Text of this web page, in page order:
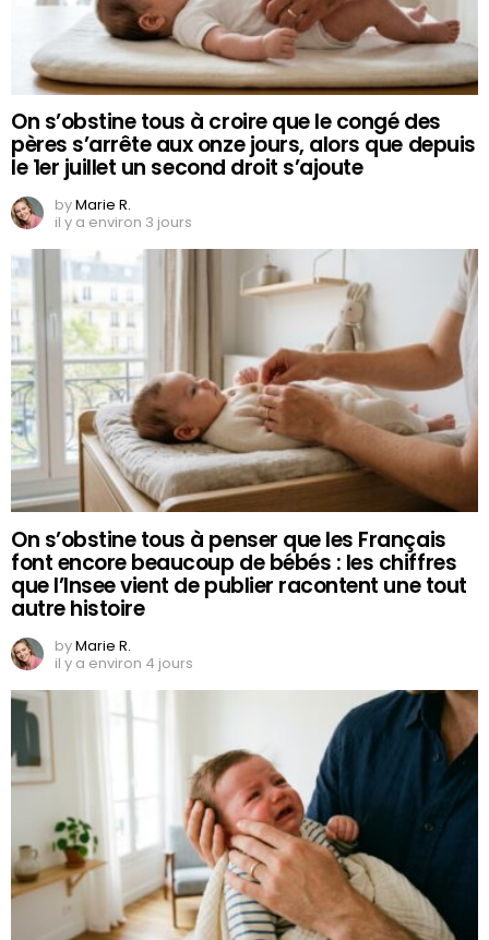
On s’obstine tous à croire que le congé des
pères s’arrête aux onze jours, alors que depuis
le 1er juillet un second droit s’ajoute
byMarie R.
il y a environ 3 jours
On s’obstine tous à penser que les Français
font encore beaucoup de bébés : les chiffres
que l’Insee vient de publier racontent une tout
autre histoire
byMarie R.
il y a environ 4 jours